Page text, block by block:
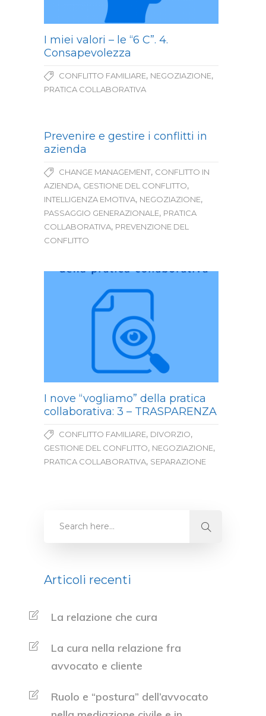
I miei valori – le “6 C”. 4.
Consapevolezza
CONFLITTO FAMILIARE, NEGOZIAZIONE,
PRATICA COLLABORATIVA
Prevenire e gestire i conflitti in
azienda
CHANGE MANAGEMENT, CONFLITTO IN
AZIENDA, GESTIONE DEL CONFLITTO,
INTELLIGENZA EMOTIVA, NEGOZIAZIONE,
PASSAGGIO GENERAZIONALE, PRATICA
COLLABORATIVA, PREVENZIONE DEL
CONFLITTO
I nove “vogliamo” della pratica
collaborativa: 3 – TRASPARENZA
CONFLITTO FAMILIARE, DIVORZIO,
GESTIONE DEL CONFLITTO, NEGOZIAZIONE,
PRATICA COLLABORATIVA, SEPARAZIONE
Articoli recenti
La relazione che cura
La cura nella relazione fra
avvocato e cliente
Ruolo e “postura” dell’avvocato